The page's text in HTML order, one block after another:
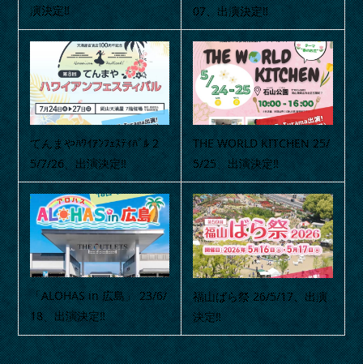
演決定‼
07、出演決定‼
てんまやﾊﾜｲｱﾝﾌｪｽﾃｨﾊﾞﾙ 2
5/7/26、出演決定‼
THE WORLD KITCHEN 25/
5/25、出演決定‼
「ALOHAS in 広島」 23/6/
18、出演決定‼
福山ばら祭 26/5/17、出演
決定‼